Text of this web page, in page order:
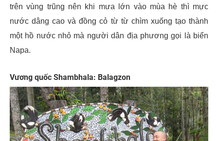
trên vùng trũng nên khi mưa lớn vào mùa hè thì mực
nước dâng cao và đồng cỏ từ từ chìm xuống tạo thành
một hồ nước nhỏ mà người dân địa phương gọi là biển
Napa.
Vương quốc Shambhala: Balagzon